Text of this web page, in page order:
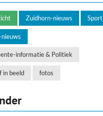
Zuidhorn-nieuws Sport
nieuws
informatie & Politiek
in beeld fotos